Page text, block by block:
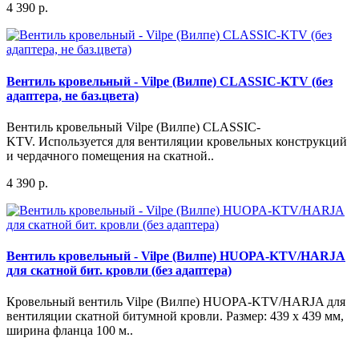
4 390 р.
Вентиль кровельный - Vilpe (Вилпе) CLASSIC-KTV (без
адаптера, не баз.цвета)
Вентиль кровельный Vilpe (Вилпе) CLASSIC-
KTV. Используется для вентиляции кровельных конструкций
и чердачного помещения на скатной..
4 390 р.
Вентиль кровельный - Vilpe (Вилпе) HUOPA-KTV/HARJA
для скатной бит. кровли (без адаптера)
Кровельный вентиль Vilpe (Вилпе) HUOPA-KTV/HARJA для
вентиляции скатной битумной кровли. Размер: 439 х 439 мм,
ширина фланца 100 м..